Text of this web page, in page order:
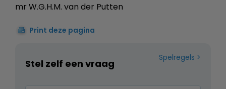
mr W.G.H.M. van der Putten
Print deze pagina
Spelregels
Stel zelf een vraag